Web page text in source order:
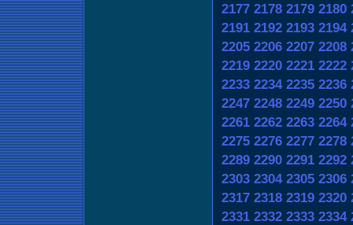
2177 2178 2179 2180
2191 2192 2193 2194
2205 2206 2207 2208
2219 2220 2221 2222
2233 2234 2235 2236
2247 2248 2249 2250
2261 2262 2263 2264
2275 2276 2277 2278
2289 2290 2291 2292
2303 2304 2305 2306
2317 2318 2319 2320
2331 2332 2333 2334